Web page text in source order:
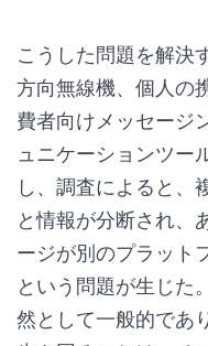
こうした問題を解決
方向無線機、個人の
費者向けメッセージ
ュニケーションツー
し、調査によると、
と情報が分断され、
ージが別のプラット
という問題が生じた
然として一般的であ